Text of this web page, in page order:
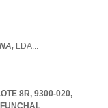
LDA...
8R, 9300-020,